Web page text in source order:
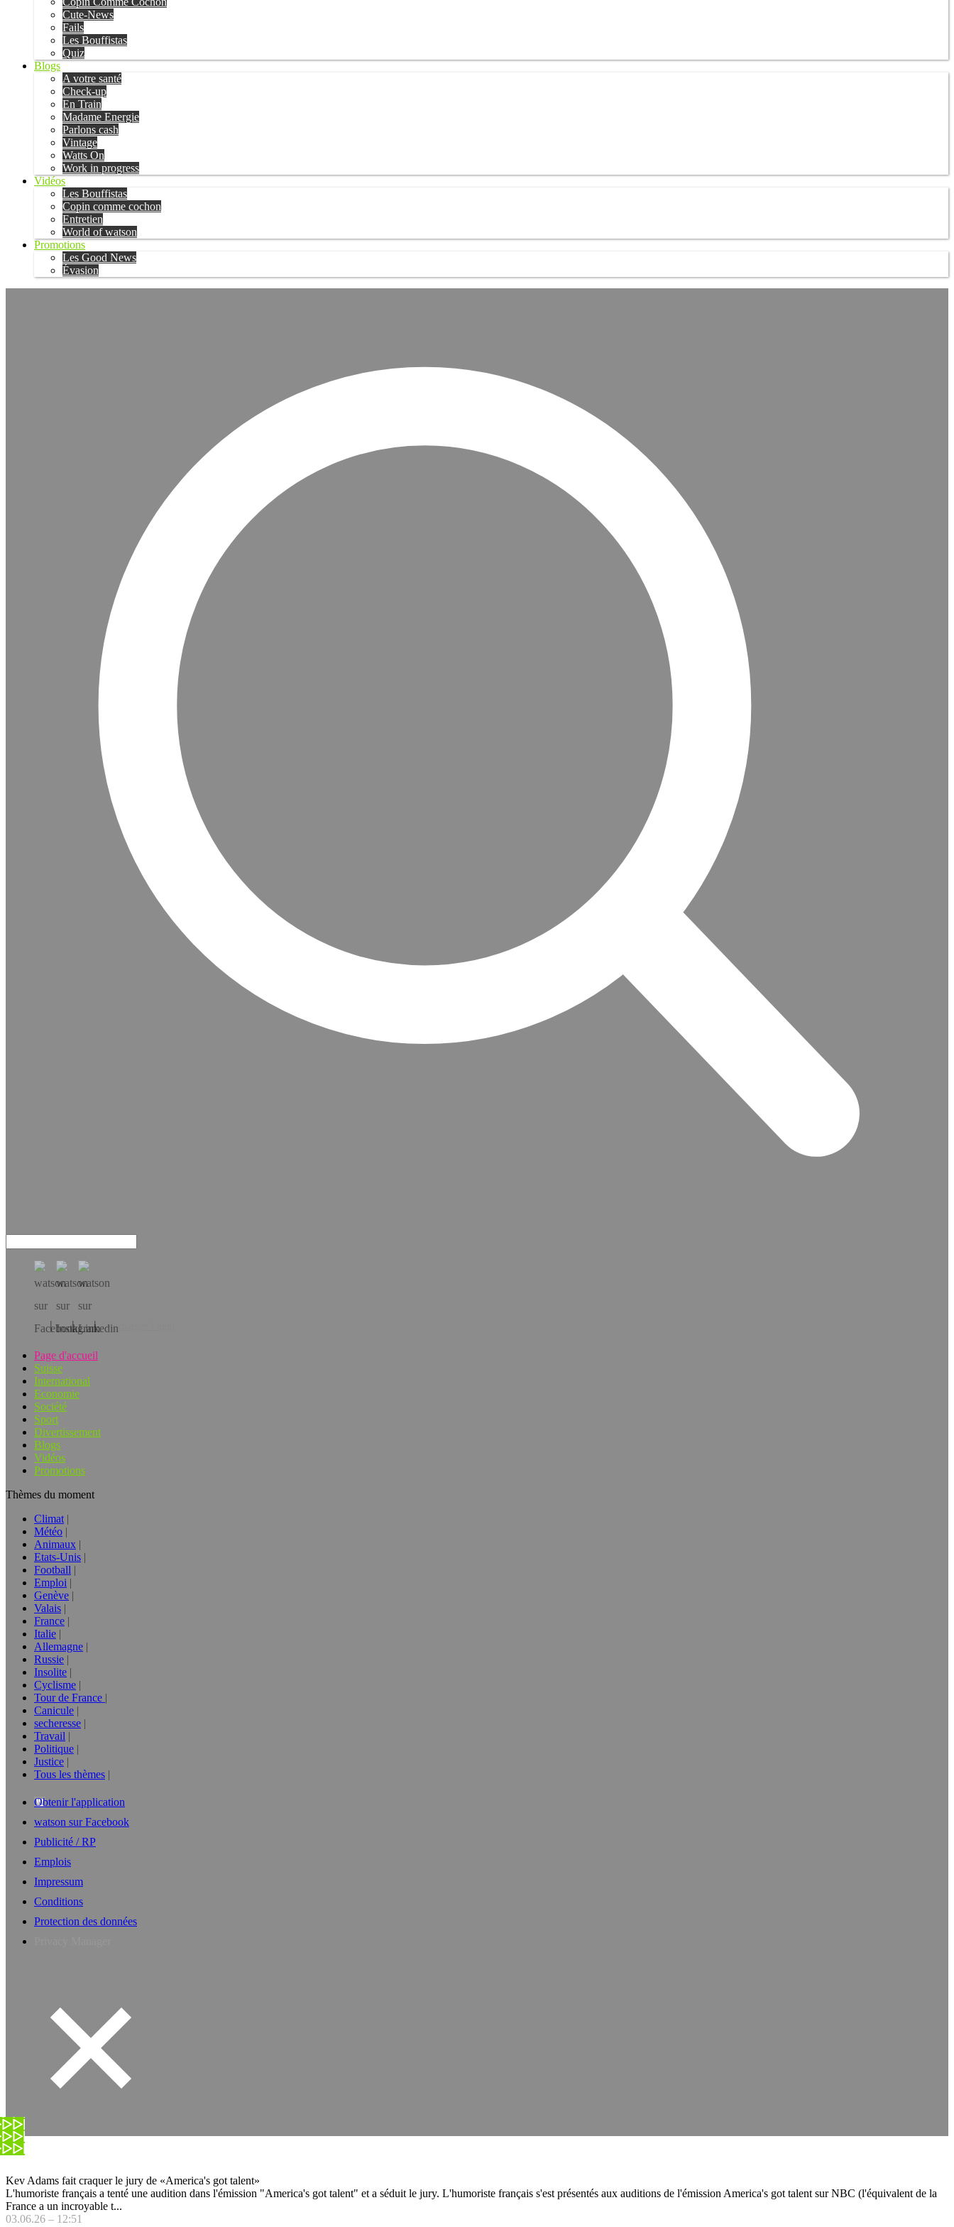
Cute-News
Fails
Les Bouffistas
Quiz
Blogs
A votre santé
Check-up
En Train
Madame Energie
Parlons cash
Vintage
Watts On
Work in progress
Vidéos
Les Bouffistas
Copin comme cochon
Entretien
World of watson
Promotions
Les Good News
Évasion
Téléchargez l’app!
Page d'accueil
Suisse
International
Economie
Société
Sport
Divertissement
Blogs
Vidéos
Promotions
Thèmes du moment
Climat
Météo
Animaux
Etats-Unis
Football
Emploi
Genève
Valais
France
Italie
Allemagne
Russie
Insolite
Cyclisme
Tour de France
Canicule
secheresse
Travail
Politique
Justice
Tous les thèmes
Obtenir l'application
watson sur Facebook
Publicité / RP
Emplois
Impressum
Conditions
Protection des données
Kev Adams fait craquer le jury de «America's got talent»
L'humoriste français a tenté une audition dans l'émission "America's got talent" et a séduit le jury. L'humoriste français s'est présentés aux auditions de l'émission America's got talent sur NBC (l'équivalent de la
France a un incroyable t...
03.06.26 – 12:51